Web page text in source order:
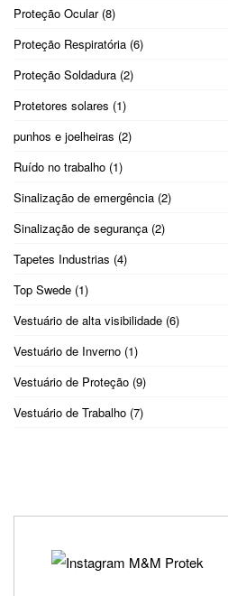
Proteção Ocular(8)
Proteção Respiratória (6)
Proteção Soldadura (2)
Protetores solares (1)
punhos e joelheiras (2)
Ruído no trabalho (1)
Sinalização de emergência (2)
Sinalização de segurança (2)
Tapetes Industrias (4)
Top Swede (1)
Vestuário de alta visibilidade (6)
Vestuário de Inverno (1)
Vestuário de Proteção (9)
Vestuário de Trabalho (7)